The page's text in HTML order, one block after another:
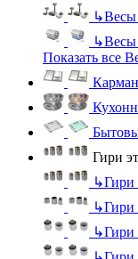
↳Весы
↳Весы
Показать все
Гири
↳Гири
↳Гири
↳Гири